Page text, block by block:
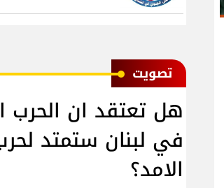
ﺗﺼﻮﻳﺖ
هل تعتقد ان الحرب
في لبنان ستمتد
الامد؟